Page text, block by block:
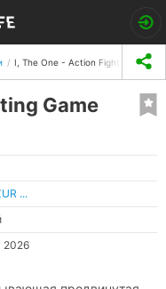
I, The One - Action Fighting Game
Game
...
2026